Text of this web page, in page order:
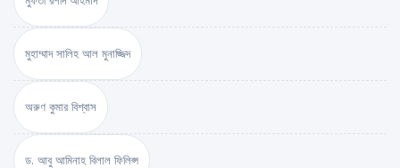
মুহাম্মাদ সালিহ আল মুনাজ্জিদ
অরুণ কুমার বিশ্বাস
ড. আবু আমিনাহ বিলাল ফিলিপ্স